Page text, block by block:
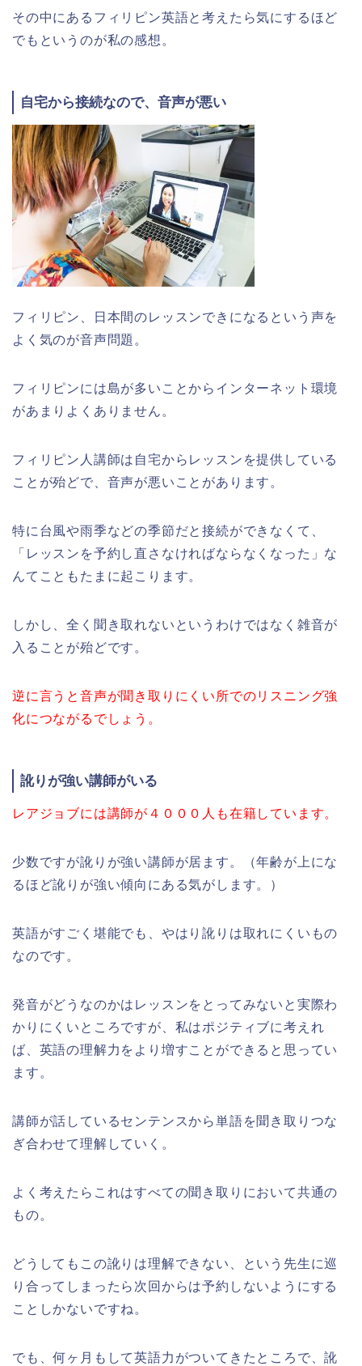
その中にあるフィリピン英語と考えたら気にするほど
でもというのが私の感想。
自宅から接続なので、音声が悪い
フィリピン、日本間のレッスンできになるという声を
よく気のが音声問題。
フィリピンには島が多いことからインターネット環境
があまりよくありません。
フィリピン人講師は自宅からレッスンを提供している
ことが殆どで、音声が悪いことがあります。
特に台風や雨季などの季節だと接続ができなくて、
「レッスンを予約し直さなければならなくなった」な
んてこともたまに起こります。
しかし、全く聞き取れないというわけではなく雑音が
入ることが殆どです。
逆に言うと音声が聞き取りにくい所でのリスニング強
化につながるでしょう。
訛りが強い講師がいる
レアジョブには講師が４０００人も在籍しています。
少数ですが訛りが強い講師が居ます。（年齢が上にな
るほど訛りが強い傾向にある気がします。）
英語がすごく堪能でも、やはり訛りは取れにくいもの
なのです。
発音がどうなのかはレッスンをとってみないと実際わ
かりにくいところですが、私はポジティブに考えれ
ば、英語の理解力をより増すことができると思ってい
ます。
講師が話しているセンテンスから単語を聞き取りつな
ぎ合わせて理解していく。
よく考えたらこれはすべての聞き取りにおいて共通の
もの。
どうしてもこの訛りは理解できない、という先生に巡
り合ってしまったら次回からは予約しないようにする
ことしかないですね。
でも、何ヶ月もして英語力がついてきたところで、訛